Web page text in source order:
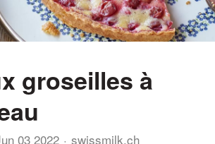
groseilles à
03 2022 swissmilk.ch